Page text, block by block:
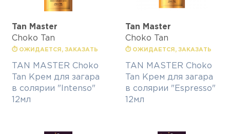
Tan Master
Choko Tan
⏱ ОЖИДАЕТСЯ, ЗАКАЗАТЬ
TAN MASTER Choko
Tan Крем для загара
в солярии "Intenso"
12мл
Tan Master
Choko Tan
⏱ ОЖИДАЕТСЯ, ЗАКАЗАТЬ
TAN MASTER Choko
Tan Крем для загара
в солярии "Espresso"
12мл